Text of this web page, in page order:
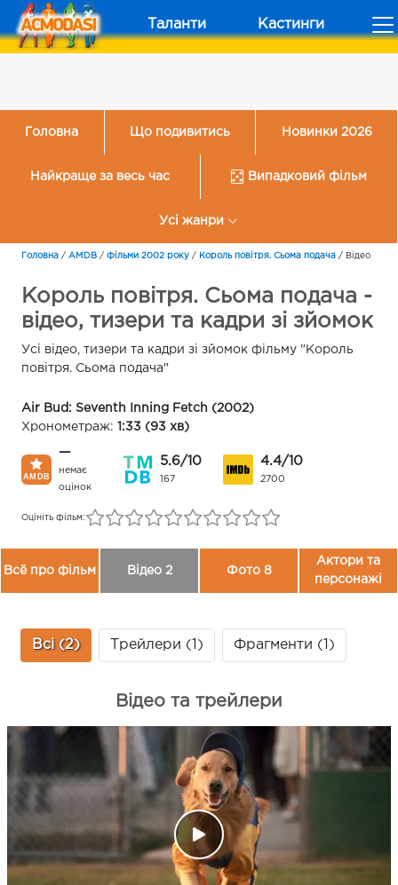
Таланти Кастинги
Головна Що подивитись Новинки 2026
Найкраще за весь час Випадковий фільм
Усі жанри
Головна / AMDB / Фільми 2002 року / Король повітря. Сьома подача / Відео
Король повітря. Сьома подача -
відео, тизери та кадри зі зйомок
Усі відео, тизери та кадри зі зйомок фільму "Король
повітря. Сьома подача"
Air Bud: Seventh Inning Fetch (2002)
Хронометраж: 1:33 (93 хв)
—
немає
оцінок
5.6/10
167
4.4/10
2700
Оцініть фільм:
Всё про фільм Відео 2 Фото 8
Актори та
персонажі
Всі (2) Трейлери (1) Фрагменти (1)
Відео та трейлери